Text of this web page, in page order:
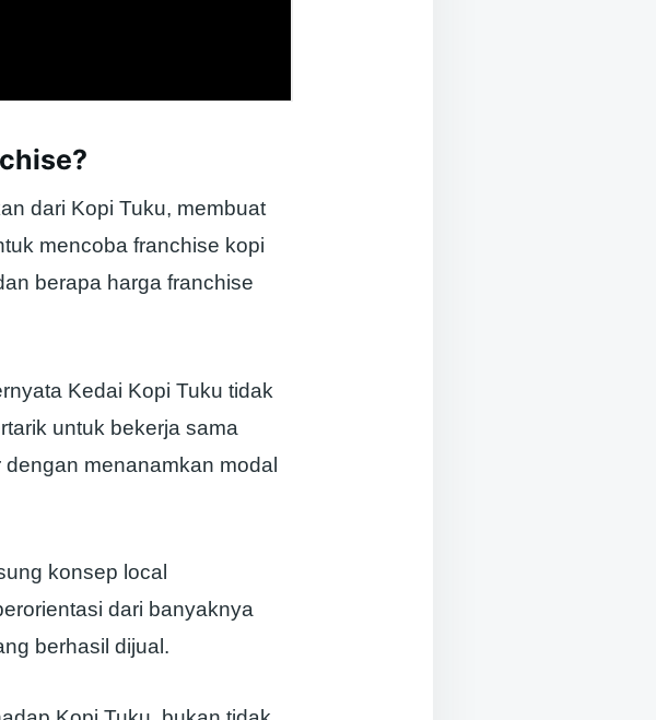
dari Kopi Tuku, membuat
mencoba franchise kopi
berapa harga franchise
Kedai Kopi Tuku tidak
untuk bekerja sama
menanamkan modal
konsep local
dari banyaknya
berhasil dijual.